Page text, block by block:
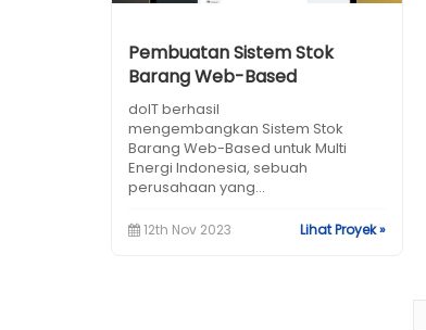
Pembuatan Sistem Stok
Barang Web-Based
doIT berhasil
mengembangkan Sistem Stok
Barang Web-Based untuk Multi
Energi Indonesia, sebuah
perusahaan yang...
12th Nov 2023 Lihat Proyek »